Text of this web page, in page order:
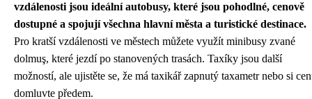
vzdálenosti jsou ideální autobusy, které jsou pohodlné, cenově
dostupné a spojují všechna hlavní města a turistické destinace.
Pro kratší vzdálenosti ve městech můžete využít minibusy zvané
dolmuş, které jezdí po stanovených trasách. Taxíky jsou další
možností, ale ujistěte se, že má taxikář zapnutý taxametr nebo si
domluvte předem.